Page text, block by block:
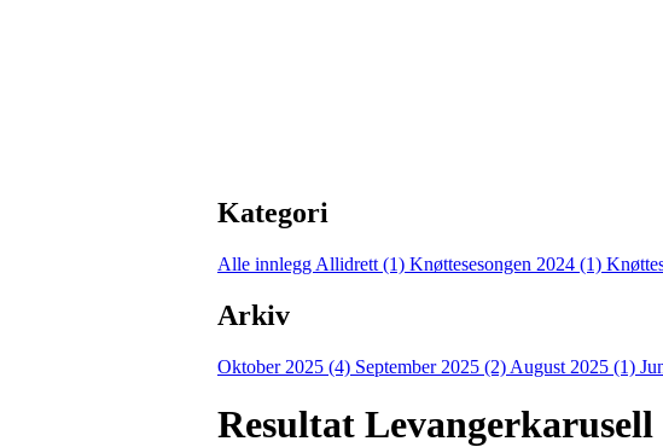
Kategori
Alle innlegg Allidrett (1) Knøttesesongen 2024 (1)
Arkiv
Oktober 2025 (4) September 2025 (2) August 2025 (1)
Resultat